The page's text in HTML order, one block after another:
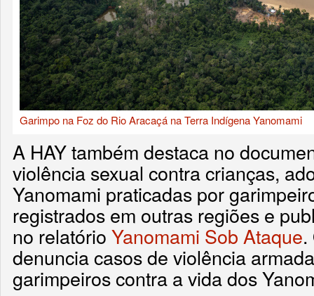
Garimpo na Foz do Rio Aracaçá na Terra Indígena Yanomami
A HAY também destaca no
violência sexual contra crianças,
Yanomami praticadas por
registrados em outras regiões e
no relatório Yanomami Sob Ataque.
denuncia casos de violência
garimpeiros contra a vida dos